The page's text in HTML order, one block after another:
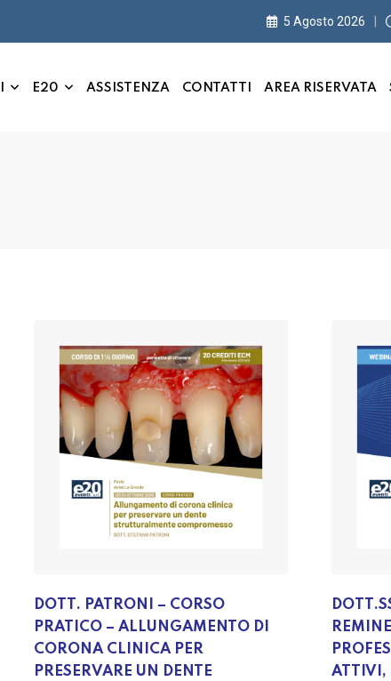
5 Agosto 2026
E20 ASSISTENZA CONTATTI AREA RISERVATA
DOTT. PATRONI – CORSO
PRATICO – ALLUNGAMENTO DI
CORONA CLINICA PER
PRESERVARE UN DENTE
ATTIVI,